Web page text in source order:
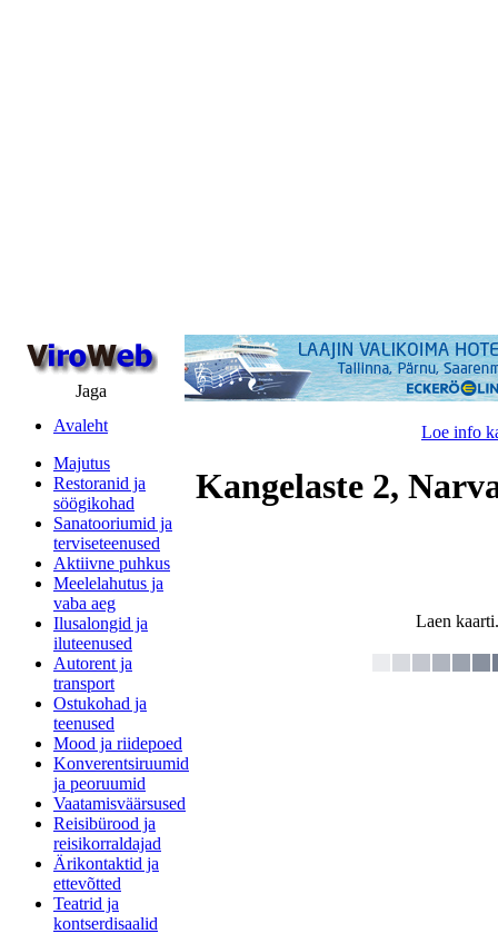
Jaga
Avaleht
Majutus
Restoranid ja
söögikohad
Sanatooriumid ja
terviseteenused
Aktiivne puhkus
Meelelahutus ja
vaba aeg
Ilusalongid ja
iluteenused
Autorent ja
transport
Ostukohad ja
teenused
Mood ja riidepoed
Konverentsiruumid
ja peoruumid
Vaatamisväärsused
Reisibürood ja
reisikorraldajad
Ärikontaktid ja
ettevõtted
Teatrid ja
kontserdisaalid
Loe info
Kangelaste 2,
Laen